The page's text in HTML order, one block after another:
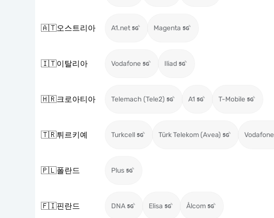
🇦🇹오스트리아 A1.net Magenta
🇮🇹이탈리아 Vodafone Iliad
🇭🇷크로아티아 Telemach (Tele2) A1 T-Mobile
🇹🇷튀르키예 Turkcell Türk Telekom (Avea) Vodafone
🇵🇱폴란드 Plus
🇫🇮핀란드 DNA Elisa Ålcom